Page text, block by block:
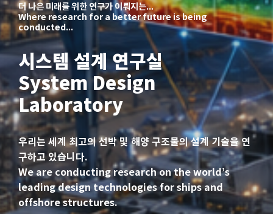
더 나은 미래를 위한 연구가 이뤄지는...
Where research for a better future is being
conducted...
시스템 설계 연구실
System Design
Laboratory
우리는 세계 최고의 선박 및 해양 구조물의 설계 기술을 연
구하고 있습니다.
We are conducting research on the world’s
leading design technologies for ships and
offshore structures.